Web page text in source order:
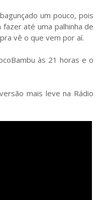
um pouco, pois
até uma palhinha de
vê o que vem por aí.
às 21 horas e o
mais leve na Rádio